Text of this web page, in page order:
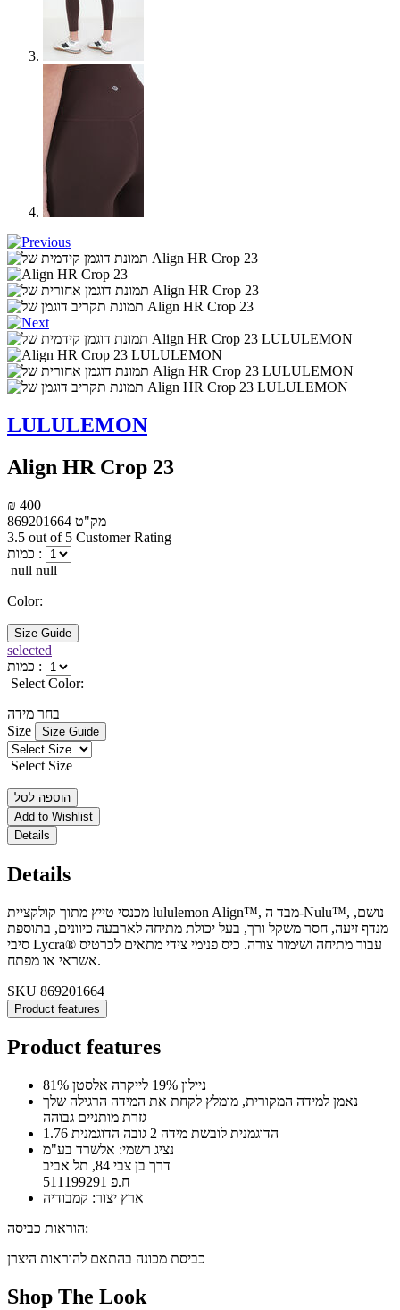
LULULEMON
Align HR Crop 23
₪ 400
מק"ט 869201664
3.5 out of 5 Customer Rating
כמות :
null null
Color:
Size Guide
selected
כמות :
Select Color:
בחר מידה
Size
Size Guide
Select Size
הוספה לסל
Add to Wishlist
Details
Details
מכנסי טייץ מתוך קולקציית lululemon Align™, מבד ה-Nulu™, נושם,
מנדף זיעה, חסר משקל ורך, בעל יכולת מתיחה לארבעה כיוונים, בתוספת
סיבי Lycra® עבור מתיחה ושימור צורה. כיס פנימי צידי מתאים לכרטיס
אשראי או מפתח.
SKU 869201664
Product features
Product features
81% ניילון 19% לייקרה אלסטן
נאמן למידה המקורית, מומלץ לקחת את המידה הרגילה שלך
גזרת מותניים גבוהה
הדוגמנית לובשת מידה 2 גובה הדוגמנית 1.76
נציג רשמי: אלשרד בע"מ
דרך בן צבי 84, תל אביב
ח.פ 511199291
ארץ יצור: קמבודיה
הוראות כביסה:
כביסת מכונה בהתאם להוראות היצרן
Shop The Look